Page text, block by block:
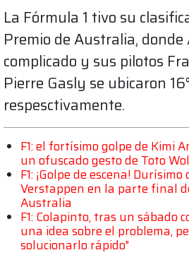
La Fórmula 1 tivo su
Premio de Australia,
complicado y sus pilotos
Pierre Gasly se ubicaron
respesctivamente.
F1: el fortísimo golpe de Kimi
un ofuscado gesto de Toto
F1: ¡Golpe de escena!
Verstappen en la parte final
Australia
F1: Colapinto, tras un sábado
una idea sobre el problema,
solucionarlo rápido"